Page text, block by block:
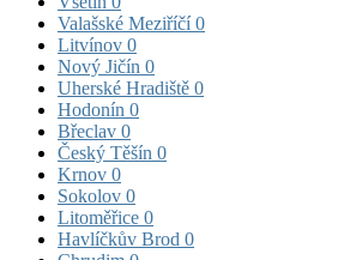
Valašské Meziříčí0
Litvínov 0
Nový Jičín 0
Uherské Hradiště 0
Hodonín 0
Břeclav 0
Český Těšín 0
Krnov 0
Sokolov 0
Litoměřice 0
Havlíčkův Brod 0